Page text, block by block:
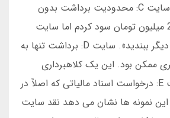
اولیه ذکر نشده بود. سایت C: محدودیت برداشت بدون
دلیل منطقی. من 2.3 میلیون تومان سود کردم اما سایت
گفت «باید 10 شرط دیگر ببندید». سایت D: برداشت تنها به
ممکن بود. این یک کلاهبرداری
زنجیره ای بود. سایت E: درخواست اسناد مالیاتی که اصلاً در
این نمونه ها نشان می دهد نقد سایت